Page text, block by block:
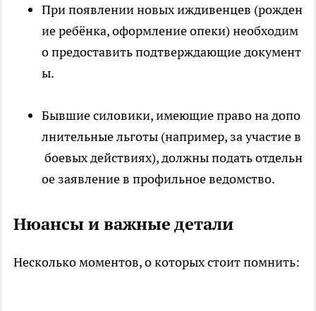
При появлении новых иждивенцев (рожден
ие ребёнка, оформление опеки) необходим
о предоставить подтверждающие документ
ы.
Бывшие силовики, имеющие право на допо
лнительные льготы (например, за участие в
боевых действиях), должны подать отдельн
ое заявление в профильное ведомство.
Нюансы и важные детали
Несколько моментов, о которых стоит помнить: